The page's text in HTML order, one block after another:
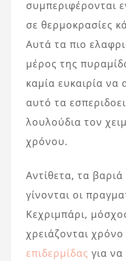
συμπεριφέρονται
σε θερμοκρασίες
Αυτά τα πιο
μέρος της
καμία ευκαιρία να
αυτό τα
λουλούδια τον
χρόνου.
Αντίθετα, τα
γίνονται οι
Κεχριμπάρι,
χρειάζονται
επιδερμίδας για να